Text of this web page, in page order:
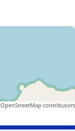
OpenStreetMap contributors